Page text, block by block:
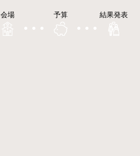
会場 予算 結果発表